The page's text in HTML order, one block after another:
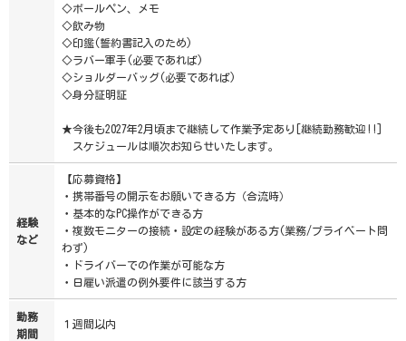
◇ボールペン、メモ
◇飲み物
◇印鑑(誓約書記入のため)
◇ラバー軍手(必要であれば)
◇ショルダーバッグ(必要であれば)
◇身分証明証
★今後も2027年2月頃まで継続して作業予定あり[継続勤務歓迎!!]
スケジュールは順次お知らせいたします。
経験
など
【応募資格】
・携帯番号の開示をお願いできる方（合流時）
・基本的なPC操作ができる方
・複数モニターの接続・設定の経験がある方(業務/プライベート問
わず)
・ドライバーでの作業が可能な方
・日雇い派遣の例外要件に該当する方
勤務
期間
１週間以内